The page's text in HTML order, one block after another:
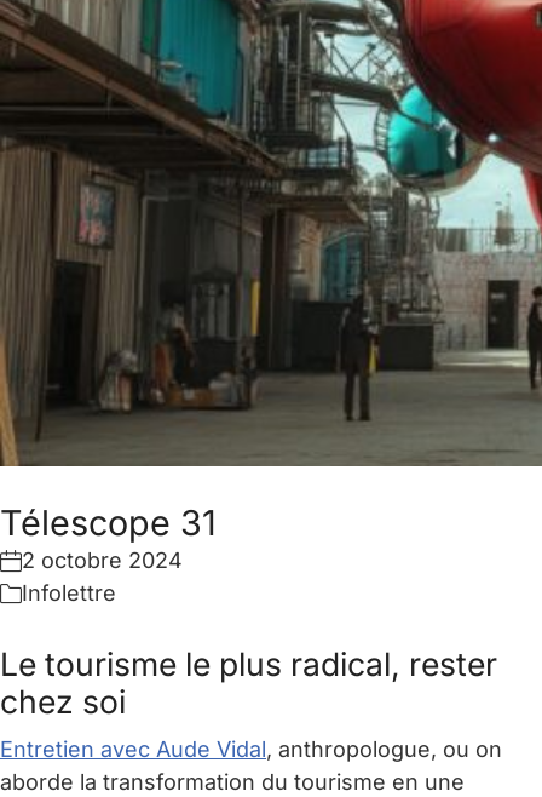
Télescope 31
2 octobre 2024
Infolettre
Le tourisme le plus radical, rester
chez soi
Entretien avec Aude Vidal, anthropologue, ou on
aborde la transformation du tourisme en une